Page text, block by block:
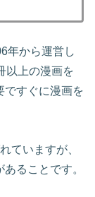
年から運営し
以上の漫画を
ですぐに漫画を
ていますが、
あることです。